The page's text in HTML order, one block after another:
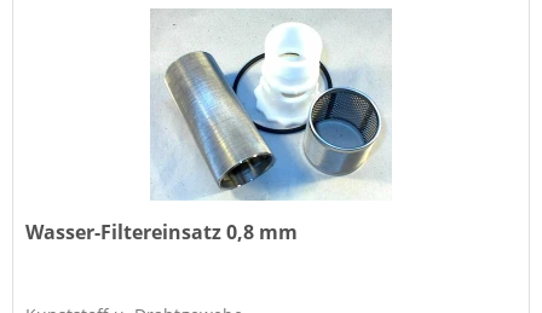
Wasser-Filtereinsatz 0,8 mm